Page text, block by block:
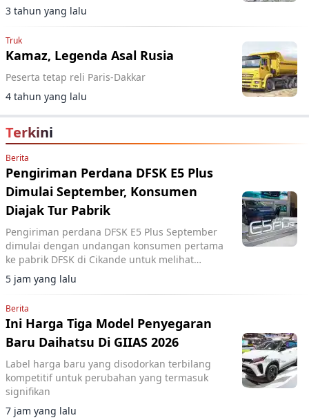
3 tahun yang lalu
Truk
Kamaz, Legenda Asal Rusia
Peserta tetap reli Paris-Dakkar
4 tahun yang lalu
Terkini
Berita
Pengiriman Perdana DFSK E5 Plus
Dimulai September, Konsumen
Diajak Tur Pabrik
Pengiriman perdana DFSK E5 Plus September
dimulai dengan undangan konsumen pertama
ke pabrik DFSK di Cikande untuk melihat
proses produksi PHEV.
5 jam yang lalu
Berita
Ini Harga Tiga Model Penyegaran
Baru Daihatsu Di GIIAS 2026
Label harga baru yang disodorkan terbilang
kompetitif untuk perubahan yang termasuk
signifikan
7 jam yang lalu